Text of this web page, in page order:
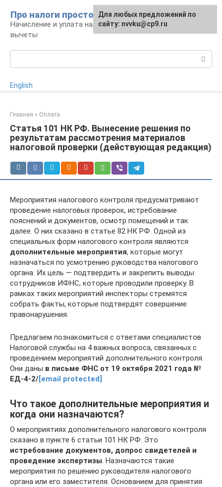
контенту
Про налоги просто
Начисление и уплата налогов, налоговые
вычеты
English
Главная » Оплата
Статья 101 НК РФ. Вынесение решения по
результатам рассмотрения материалов
налоговой проверки (действующая редакция)
Мероприятия налогового контроля предусматривают
проведение налоговых проверок, истребование
пояснений и документов, осмотр помещений и так
далее. О них сказано в статье 82 НК РФ. Одной из
специальных форм налогового контроля являются
дополнительные мероприятия, которые могут
назначаться по усмотрению руководства налогового
органа. Их цель — подтвердить и закрепить выводы
сотрудников ИФНС, которые проводили проверку. В
рамках таких мероприятий инспекторы стремятся
собрать факты, которые подтвердят совершение
правонарушения.
Предлагаем познакомиться с ответами специалистов
Налоговой службы на 4 важных вопроса, связанных с
проведением мероприятий дополнительного контроля.
Они даны в письме ФНС от 19 октября 2021 года №
ЕД-4-2/[email protected]
Что такое дополнительные мероприятия и
когда они назначаются?
О мероприятиях дополнительного налогового контроля
сказано в пункте 6 статьи 101 НК РФ. Это
истребование документов, допрос свидетелей и
проведение экспертизы. Назначаются такие
мероприятия по решению руководителя налогового
органа или его заместителя. Основанием для принятия
Для любых предложений по
сайту: nvvku@cp9.ru